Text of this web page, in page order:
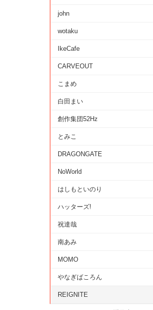
john
wotaku
IkeCafe
CARVEOUT
こまめ
白田まい
創作集団52Hz
とみこ
DRAGONGATE
NoWorld
はしもといのり
ハッターズ!
祝達哉
南あみ
MOMO
やなぎばころん
REIGNITE